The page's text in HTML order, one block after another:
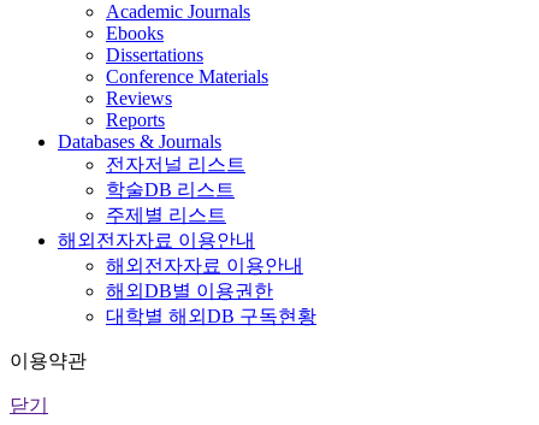
Academic Journals
Ebooks
Dissertations
Conference Materials
Reviews
Reports
Databases & Journals
전자저널 리스트
학술DB 리스트
주제별 리스트
해외전자자료 이용안내
해외전자자료 이용안내
해외DB별 이용권한
대학별 해외DB 구독현황
이용약관
닫기